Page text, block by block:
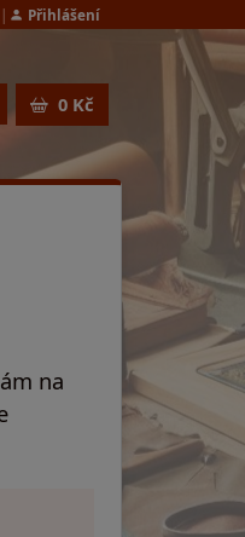
Přihlášení
0 Kč
na